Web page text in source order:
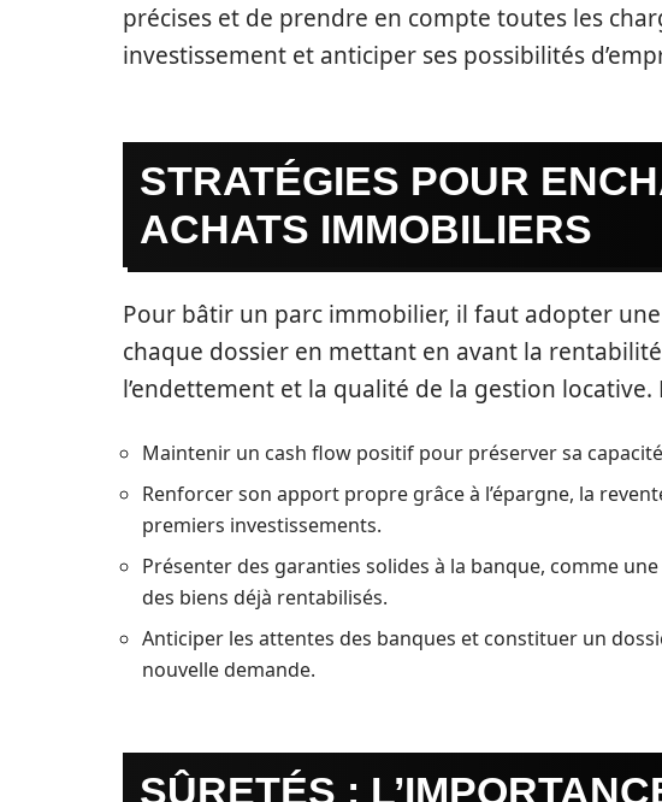
précises et de prendre en compte toutes les
investissement et anticiper ses possibilités
STRATÉGIES POUR
ACHATS IMMOBILIERS
Pour bâtir un parc immobilier, il faut adopter
chaque dossier en mettant en avant la
l’endettement et la qualité de la gestion
Maintenir un cash flow positif pour préserver sa
Renforcer son apport propre grâce à l’épargne, la
premiers investissements.
Présenter des garanties solides à la banque, comme
des biens déjà rentabilisés.
Anticiper les attentes des banques et constituer un
nouvelle demande.
SÛRETÉS :